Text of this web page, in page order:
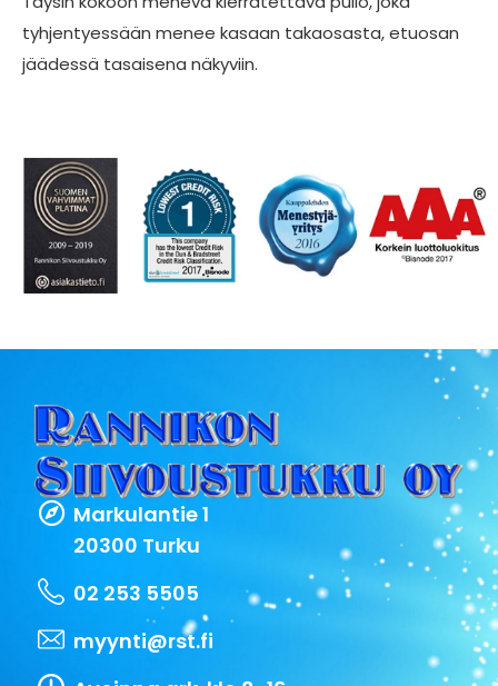
tyhjentyessään menee kasaan takaosasta, etuosan
jäädessä tasaisena näkyviin.
Markulantie 1
20300 Turku
02 253 5505
myynti@rst.fi